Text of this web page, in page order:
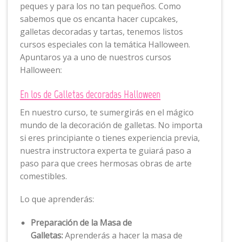
peques y para los no tan pequeños. Como
sabemos que os encanta hacer cupcakes,
galletas decoradas y tartas, tenemos listos
cursos especiales con la temática Halloween.
Apuntaros ya a uno de nuestros cursos
Halloween:
En los de Galletas decoradas Halloween
En nuestro curso, te sumergirás en el mágico
mundo de la decoración de galletas. No importa
si eres principiante o tienes experiencia previa,
nuestra instructora experta te guiará paso a
paso para que crees hermosas obras de arte
comestibles.
Lo que aprenderás:
Preparación de la Masa de
Galletas:Aprenderás a hacer la masa de